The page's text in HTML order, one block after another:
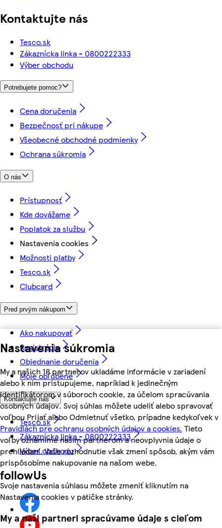
Nastavenia súkromia
My a našich 18 partnerov ukladáme informácie v zariadení
alebo k nim pristupujeme, napríklad k jedinečným
identifikátorom v súboroch cookie, za účelom spracúvania
osobných údajov. Svoj súhlas môžete udeliť alebo spravovať
voľbou Prijať alebo Odmietnuť všetko, prípadne kedykoľvek v
Pravidlách pre ochranu osobných údajov a cookies. Tieto
voľby oznámime našim partnerom a neovplyvnia údaje o
prehliadaní. Vaše rozhodnutie však zmení spôsob, akým vám
prispôsobíme nakupovanie na našom webe.
Svoje nastavenia súhlasu môžete zmeniť kliknutím na
Nastavenia cookies v pätičke stránky.
My a naši partneri spracúvame údaje s cieľom
Kontaktujte nás
Tesco.sk
Zákaznícka linka - 0800222333
Výber obchodu
Potrebujete pomoc?
Cena doručenia
Bezpečnosť pri nákupe
Všeobecné obchodné podmienky
Ochrana súkromia
O nás
Prístupnosť
Kde dovážame
Poplatok za službu
Nastavenia cookies
Možnosti platby
Tesco.sk
Clubcard
Pred prvým nákupom
Ako nakupovať
Registrácia
Objednanie doručenia
Moje obľúbené
Kontaktujte nás
Tesco.sk
Zákaznícka linka - 0800222333
Výber obchodu
followUs